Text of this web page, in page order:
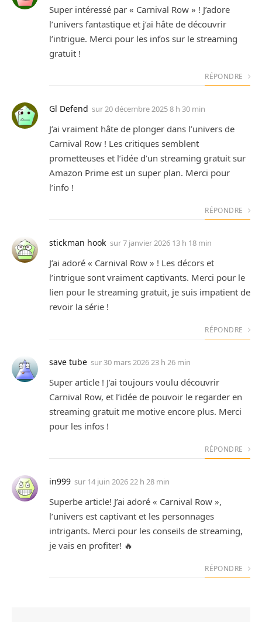
Super intéressé par « Carnival Row » ! J’adore
l’univers fantastique et j’ai hâte de découvrir
l’intrigue. Merci pour les infos sur le streaming
gratuit !
RÉPONDRE
Gl Defend sur 20 décembre 2025 8 h 30 min
J’ai vraiment hâte de plonger dans l’univers de
Carnival Row ! Les critiques semblent
prometteuses et l’idée d’un streaming gratuit sur
Amazon Prime est un super plan. Merci pour
l’info !
RÉPONDRE
stickman hook sur7 janvier 2026 13 h 18 min
J’ai adoré « Carnival Row » ! Les décors et
l’intrigue sont vraiment captivants. Merci pour le
lien pour le streaming gratuit, je suis impatient de
revoir la série !
RÉPONDRE
save tube sur 30 mars 2026 23 h 26 min
Super article ! J’ai toujours voulu découvrir
Carnival Row, et l’idée de pouvoir le regarder en
streaming gratuit me motive encore plus. Merci
pour les infos !
RÉPONDRE
in999 sur 14 juin 2026 22 h 28 min
Superbe article! J’ai adoré « Carnival Row »,
l’univers est captivant et les personnages
intrigants. Merci pour les conseils de streaming,
je vais en profiter! 🔥
RÉPONDRE